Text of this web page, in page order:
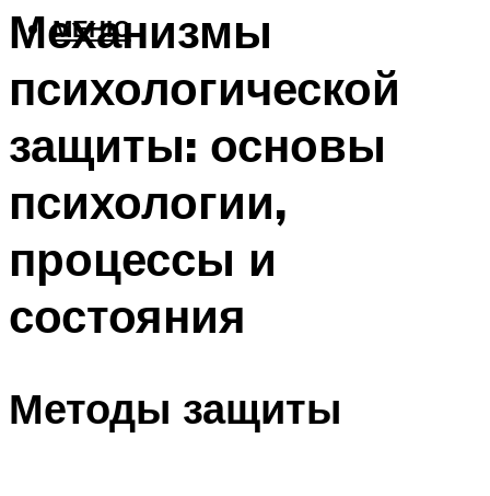
МЕНЮ
Механизмы
психологической
защиты: основы
психологии,
процессы и
состояния
Методы защиты